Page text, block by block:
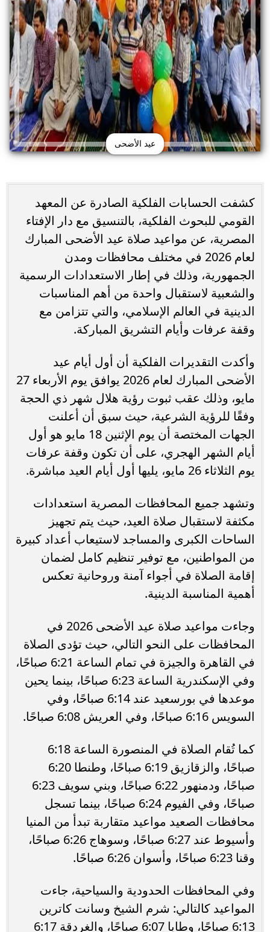
عيد الأضحى
كشفت الحسابات الفلكية الصادرة عن المعهد
القومي للبحوث الفلكية، بالتنسيق مع دار الإفتاء
المصرية، عن مواعيد صلاة عيد الأضحى المبارك
لعام 2026 في مختلف محافظات ومدن
الجمهورية، وذلك في إطار الاستعدادات الرسمية
والشعبية لاستقبال واحدة من أهم المناسبات
الدينية في العالم الإسلامي، والتي تتزامن مع
وقفة عرفات وأيام التشريق المباركة.
وأكدت التقديرات الفلكية أن أول أيام عيد
الأضحى المبارك لعام 2026 يوافق يوم الأربعاء 27
مايو، وذلك عقب ثبوت رؤية هلال شهر ذي الحجة
وفقًا للرؤية الشرعية، حيث سبق أن أعلنت
الجهات المختصة أن يوم الإثنين 18 مايو هو أول
أيام الشهر الهجري، على أن تكون وقفة عرفات
يوم الثلاثاء 26 مايو، يليها أول أيام العيد مباشرة.
وتشهد جميع المحافظات المصرية استعدادات
مكثفة لاستقبال صلاة العيد، حيث يتم تجهيز
الساحات الكبرى والمساجد لاستيعاب أعداد كبيرة
من المواطنين، مع توفير تنظيم كامل لضمان
إقامة الصلاة في أجواء آمنة وروحانية تعكس
أهمية المناسبة الدينية.
وجاءت مواعيد صلاة عيد الأضحى 2026 في
المحافظات على النحو التالي، حيث تؤدى الصلاة
في القاهرة والجيزة في تمام الساعة 6:21 صباحًا،
وفي الإسكندرية الساعة 6:23 صباحًا، بينما يحين
موعدها في بورسعيد عند 6:14 صباحًا، وفي
السويس 6:16 صباحًا، وفي العريش 6:08 صباحًا.
كما تُقام الصلاة في المنصورة الساعة 6:18
صباحًا، والزقازيق 6:19 صباحًا، وطنطا 6:20
صباحًا، ودمنهور 6:22 صباحًا، وبني سويف 6:23
صباحًا، وفي الفيوم 6:24 صباحًا، بينما تسجل
محافظات الصعيد مواعيد متقاربة تبدأ من المنيا
وأسيوط عند 6:27 صباحًا، وسوهاج 6:26 صباحًا،
وقنا 6:23 صباحًا، وأسوان 6:26 صباحًا.
وفي المحافظات الحدودية والسياحية، جاءت
المواعيد كالتالي: شرم الشيخ وسانت كاترين
6:13 صباحًا، وطابا 6:07 صباحًا، والغردقة 6:17